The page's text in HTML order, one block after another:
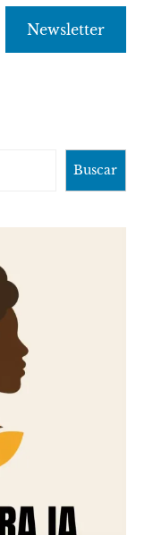
Newsletter
Buscar